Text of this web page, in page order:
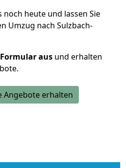
noch heute und lassen Sie
Umzug nach Sulzbach-
aus und erhalten
Angebote erhalten